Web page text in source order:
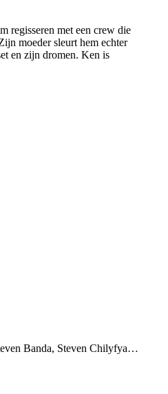
regisseren met een crew die
moeder sleurt hem echter
en zijn dromen. Ken is
Banda, Steven Chilyfya…